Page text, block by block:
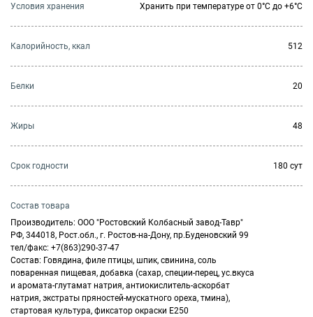
Условия хранения Хранить при температуре от 0°С до +6°С
Калорийность, ккал 512
Белки 20
Жиры 48
Cрок годности 180 сут
Состав товара
Производитель: ООО "Ростовский Колбасный завод-Тавр"
РФ, 344018, Рост.обл., г. Ростов-на-Дону, пр.Буденовский 99
тел/факс: +7(863)290-37-47
Состав: Говядина, филе птицы, шпик, свинина, соль
поваренная пищевая, добавка (сахар, специи-перец, ус.вкуса
и аромата-глутамат натрия, антиокислитель-аскорбат
натрия, экстраты пряностей-мускатного ореха, тмина),
стартовая культура, фиксатор окраски Е250